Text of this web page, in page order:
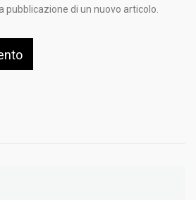
pubblicazione di un nuovo articolo.